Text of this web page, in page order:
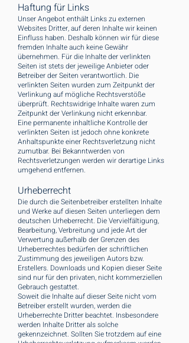
Haftung für Links
Unser Angebot enthält Links zu externen
Websites Dritter, auf deren Inhalte wir keinen
Einfluss haben. Deshalb können wir für diese
fremden Inhalte auch keine Gewähr
übernehmen. Für die Inhalte der verlinkten
Seiten ist stets der jeweilige Anbieter oder
Betreiber der Seiten verantwortlich. Die
verlinkten Seiten wurden zum Zeitpunkt der
Verlinkung auf mögliche Rechtsverstöße
überprüft. Rechtswidrige Inhalte waren zum
Zeitpunkt der Verlinkung nicht erkennbar.
Eine permanente inhaltliche Kontrolle der
verlinkten Seiten ist jedoch ohne konkrete
Anhaltspunkte einer Rechtsverletzung nicht
zumutbar. Bei Bekanntwerden von
Rechtsverletzungen werden wir derartige Links
umgehend entfernen.
Urheberrecht
Die durch die Seitenbetreiber erstellten Inhalte
und Werke auf diesen Seiten unterliegen dem
deutschen Urheberrecht. Die Vervielfältigung,
Bearbeitung, Verbreitung und jede Art der
Verwertung außerhalb der Grenzen des
Urheberrechtes bedürfen der schriftlichen
Zustimmung des jeweiligen Autors bzw.
Erstellers. Downloads und Kopien dieser Seite
sind nur für den privaten, nicht kommerziellen
Gebrauch gestattet.
Soweit die Inhalte auf dieser Seite nicht vom
Betreiber erstellt wurden, werden die
Urheberrechte Dritter beachtet. Insbesondere
werden Inhalte Dritter als solche
gekennzeichnet. Sollten Sie trotzdem auf eine